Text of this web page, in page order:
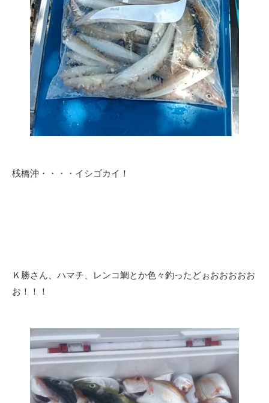
桟橋沖・・・・イシゴカイ！
Ｋ勝さん、ハマチ、レンコ鯛とか色々釣ったどぉおおおおお
お！！！